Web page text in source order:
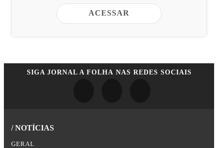
ACESSAR
SIGA JORNAL A FOLHA NAS REDES SOCIAIS
/ NOTÍCIAS
GERAL